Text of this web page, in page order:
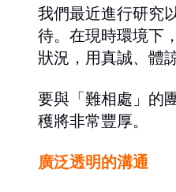
我們最近進行研究
待。在現時環境下
狀況，用真誠、體
要與「難相處」的
穫將非常豐厚。
廣泛透明的溝通